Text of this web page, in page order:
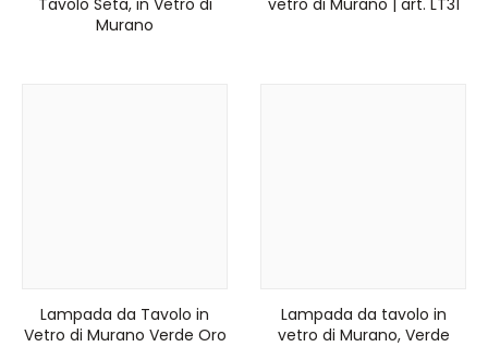
Tavolo Seta, in Vetro di
Murano
vetro di Murano | art. LT31
Lampada da Tavolo in
Vetro di Murano Verde Oro
Lampada da tavolo in
vetro di Murano, Verde